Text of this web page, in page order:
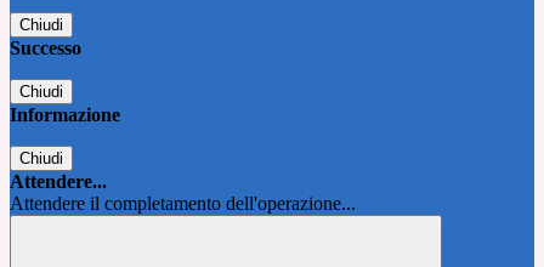
Chiudi
Successo
Chiudi
Informazione
Chiudi
Attendere...
Attendere il completamento dell'operazione...